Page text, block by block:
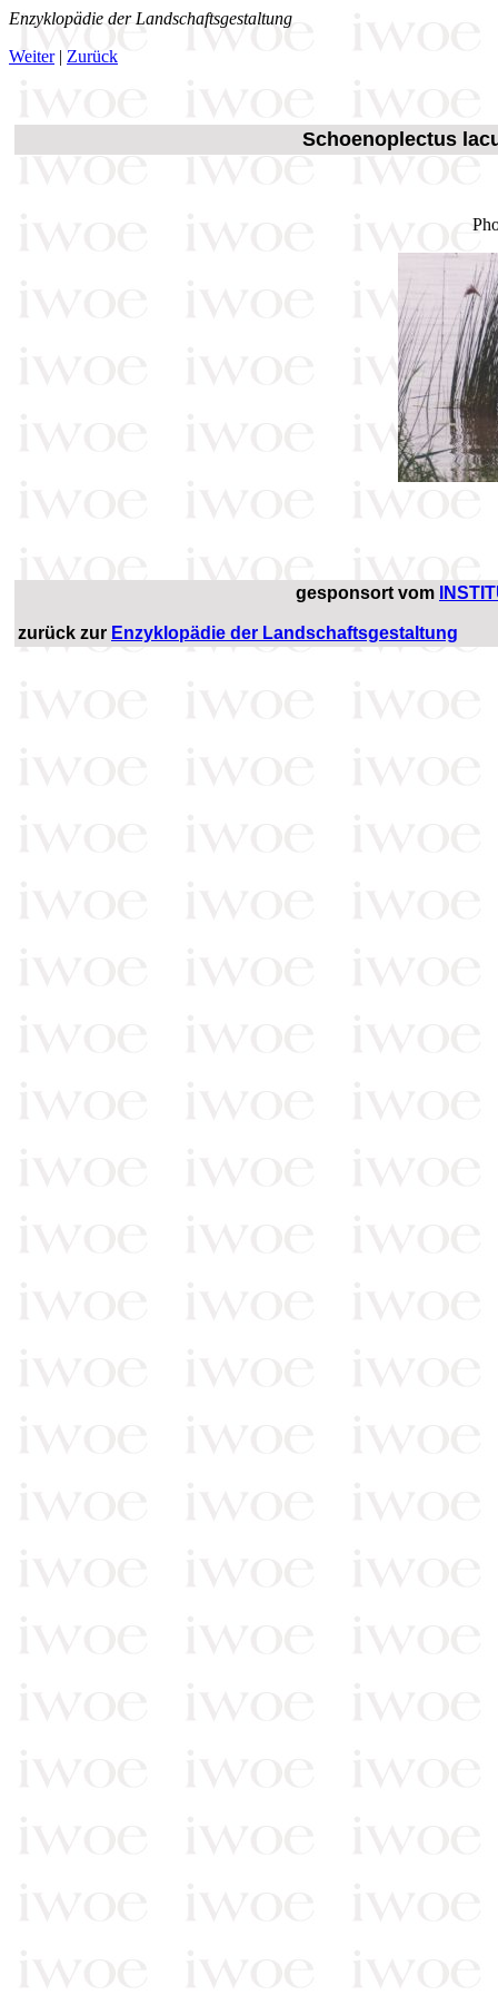
Enzyklopädie der Landschaftsgestaltung
Weiter| Zurück
Schoenoplectus
gesponsort vom
zurück zur Enzyklopädie der Landschaftsgestaltung